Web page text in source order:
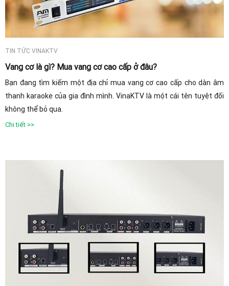
TIN TỨC VINAKTV
Vang cơ là gì? Mua vang cơ cao cấp ở đâu?
Bạn đang tìm kiếm một địa chỉ mua vang cơ cao cấp cho dàn âm
thanh karaoke của gia đình mình. VinaKTV là một cái tên tuyệt đối
không thể bỏ qua.
Chi tiết >>